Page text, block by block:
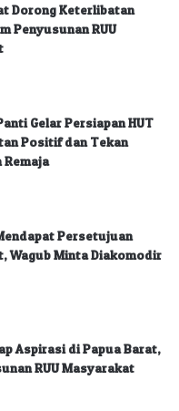
Dorong Keterlibatan
Penyusunan RUU
Gelar Persiapan HUT
Positif dan Tekan
Remaja
Persetujuan
Wagub Minta Diakomodir
Aspirasi di Papua Barat,
RUU Masyarakat